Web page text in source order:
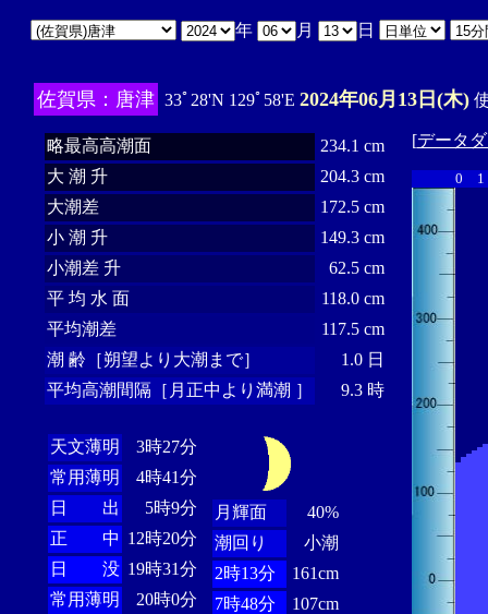
年 月 日
佐賀県：唐津 33ﾟ28'N 129ﾟ58'E 2024年06月13日(木)
略最高高潮面
234.1 cm
大 潮 升
204.3 cm
大潮差
172.5 cm
小 潮 升
149.3 cm
小潮差 升
62.5 cm
平 均 水 面
118.0 cm
平均潮差
117.5 cm
潮 齢［朔望より大潮まで］
1.0 日
平均高潮間隔［月正中より満潮 ］
9.3 時
天文薄明
3時27分
常用薄明
4時41分
日 出
5時9分
正 中 12時20分
日 没 19時31分
常用薄明
20時0分
月輝面
40%
潮回り
小潮
2時13分
161cm
7時48分
107cm
[データ
0 1